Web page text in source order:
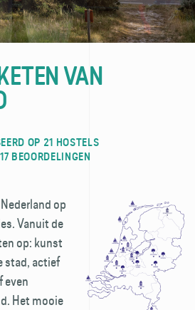
VAN
OP 21 HOSTELS
BEOORDELINGEN
op
Vanuit de
op: kunst
stad, actief
even
Het mooie